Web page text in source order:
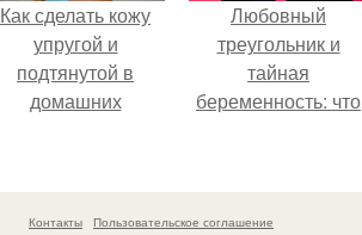
Как сделать кожу
упругой и
подтянутой в
домашних
Любовный
треугольник и
тайная
беременность: что
Михалкова?
Контакты Пользовательское соглашение